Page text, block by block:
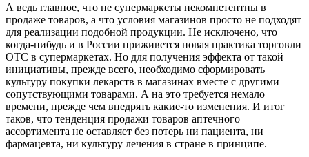
А ведь главное, что не супермаркеты некомпетентны в
продаже товаров, а что условия магазинов просто не подходят
для реализации подобной продукции. Не исключено, что
когда-нибудь и в России приживется новая практика торговли
ОТС в супермаркетах. Но для получения эффекта от такой
инициативы, прежде всего, необходимо сформировать
культуру покупки лекарств в магазинах вместе с другими
сопутствующими товарами. А на это требуется немало
времени, прежде чем внедрять какие-то изменения. И итог
таков, что тенденция продажи товаров аптечного
ассортимента не оставляет без потерь ни пациента, ни
фармацевта, ни культуру лечения в стране в принципе.